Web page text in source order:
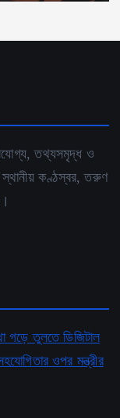
তথ্যসমৃদ্ধ ও
স্থানীয় কণ্ঠস্বর, তরুণ
গড়ে তুলতে ডিজিটাল
ওপর মন্ত্রীর